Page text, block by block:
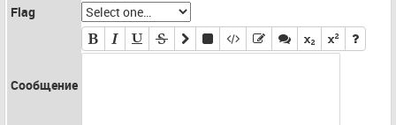
Flag
Сообщение